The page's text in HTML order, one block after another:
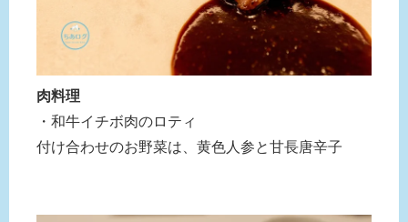
肉料理
・和牛イチボ肉のロティ
付け合わせのお野菜は、黄色人参と甘長唐辛子